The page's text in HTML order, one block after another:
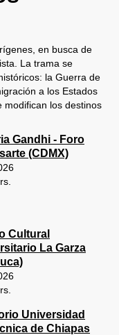
en busca de
La trama se
la Guerra de
a los Estados
modifican los destinos
Gandhi - Foro
(CDMX)
Cultural
La Garza
Universidad
de Chiapas